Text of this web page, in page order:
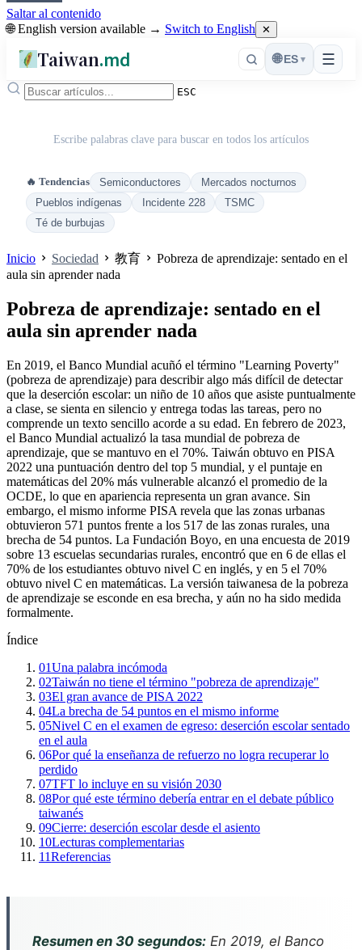
Saltar al contenido
🌐 English version available → Switch to English ✕
Taiwan.md ☰
🌐 ES ▾
ESC
Escribe palabras clave para buscar en todos los artículos
🔥 Tendencias Semiconductores
Mercados nocturnos
Pueblos indígenas
Incidente 228
TSMC
Té de burbujas
Inicio Sociedad 教育
Pobreza de aprendizaje: sentado en el
aula sin aprender nada
Pobreza de aprendizaje: sentado en el
aula sin aprender nada
En 2019, el Banco Mundial acuñó el término "Learning Poverty"
(pobreza de aprendizaje) para describir algo más difícil de detectar
que la deserción escolar: un niño de 10 años que asiste puntualmente
a clase, se sienta en silencio y entrega todas las tareas, pero no
comprende un texto sencillo acorde a su edad. En febrero de 2023,
el Banco Mundial actualizó la tasa mundial de pobreza de
aprendizaje, que se mantuvo en el 70%. Taiwán obtuvo en PISA
2022 una puntuación dentro del top 5 mundial, y el puntaje en
matemáticas del 20% más vulnerable alcanzó el promedio de la
OCDE, lo que en apariencia representa un gran avance. Sin
embargo, el mismo informe PISA revela que las zonas urbanas
obtuvieron 571 puntos frente a los 517 de las zonas rurales, una
brecha de 54 puntos. La Fundación Boyo, en una encuesta de 2019
sobre 13 escuelas secundarias rurales, encontró que en 6 de ellas el
70% de los estudiantes obtuvo nivel C en inglés, y en 5 el 70%
obtuvo nivel C en matemáticas. La versión taiwanesa de la pobreza
de aprendizaje se esconde en esa brecha, y aún no ha sido medida
formalmente.
Índice
01Una palabra incómoda
02Taiwán no tiene el término "pobreza de aprendizaje"
03El gran avance de PISA 2022
04La brecha de 54 puntos en el mismo informe
05Nivel C en el examen de egreso: deserción escolar sentado
en el aula
06Por qué la enseñanza de refuerzo no logra recuperar lo
perdido
07TFT lo incluye en su visión 2030
08Por qué este término debería entrar en el debate público
taiwanés
09Cierre: deserción escolar desde el asiento
10Lecturas complementarias
11Referencias
Resumen en 30 segundos: En 2019, el Banco